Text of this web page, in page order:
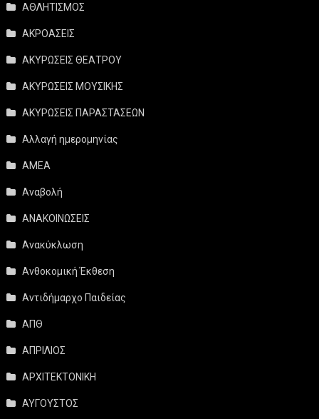
ΑΘΛΗΤΙΣΜΟΣ
ΑΚΡΟΑΣΕΙΣ
ΑΚΥΡΩΣΕΙΣ ΘΕΑΤΡΟΥ
ΑΚΥΡΩΣΕΙΣ ΜΟΥΣΙΚΗΣ
ΑΚΥΡΩΣΕΙΣ ΠΑΡΑΣΤΑΣΕΩΝ
Αλλαγή ημερομηνίας
ΑΜΕΑ
Αναβολή
ΑΝΑΚΟΙΝΩΣΕΙΣ
Ανακύκλωση
Ανθοκομική Έκθεση
Αντιδήμαρχο Παιδείας
ΑΠΘ
ΑΠΡΙΛΙΟΣ
ΑΡΧΙΤΕΚΤΟΝΙΚΗ
ΑΥΓΟΥΣΤΟΣ